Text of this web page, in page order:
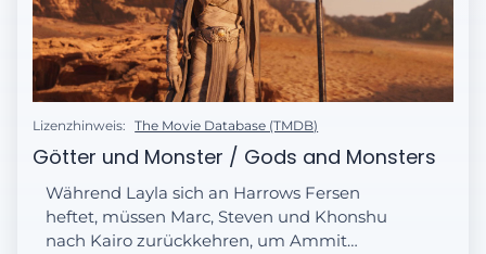
Lizenzhinweis: The Movie Database (TMDB)
Götter und Monster / Gods and Monsters
Während Layla sich an Harrows Fersen
heftet, müssen Marc, Steven und Khonshu
nach Kairo zurückkehren, um Ammit